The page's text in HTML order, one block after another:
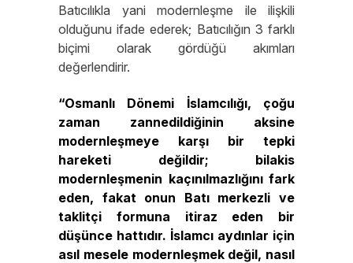
Batıcılıkla yani modernleşme ile ilişkili
olduğunu ifade ederek; Batıcılığın 3 farklı
biçimi olarak gördüğü akımları
değerlendirir.
“Osmanlı Dönemi İslamcılığı, çoğu
zaman zannedildiğinin aksine
modernleşmeye karşı bir tepki
hareketi değildir; bilakis
modernleşmenin kaçınılmazlığını fark
eden, fakat onun Batı merkezli ve
taklitçi formuna itiraz eden bir
düşünce hattıdır. İslamcı aydınlar için
asıl mesele modernleşmek değil, nasıl